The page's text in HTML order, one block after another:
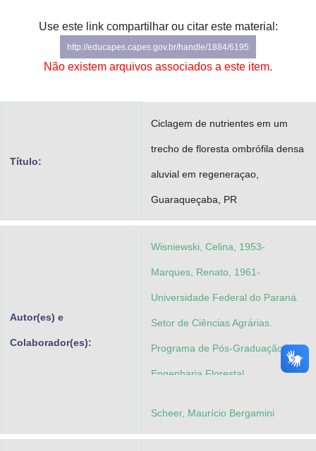
Gabinete de Segurança Institucional
Advocacia-Geral da União
Use este link compartilhar ou citar este material:
http://educapes.capes.gov.br/handle/1884/6195
Não existem arquivos associados a este item.
Título:
Ciclagem de nutrientes em um
trecho de floresta ombrófila densa
aluvial em regeneraçao,
Guaraqueçaba, PR
Autor(es) e
Colaborador(es):
Wisniewski, Celina, 1953-
Marques, Renato, 1961-
Universidade Federal do Paraná.
Setor de Ciências Agrárias.
Programa de Pós-Graduação em
Engenharia Florestal
Scheer, Maurício Bergamini